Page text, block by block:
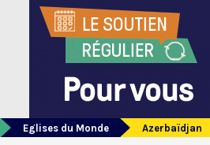
Eglises du Monde Azerbaïdjan